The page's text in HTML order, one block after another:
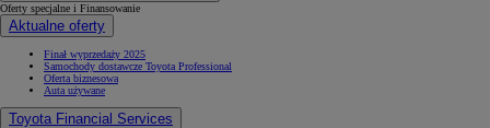
Oferty specjalne i Finansowanie
Aktualne oferty
Finał wyprzedaży 2025
Samochody dostawcze Toyota Professional
Oferta biznesowa
Auta używane
Toyota Financial Services